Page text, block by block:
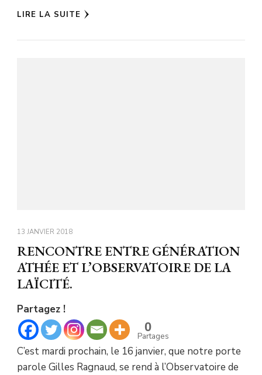
LIRE LA SUITE
13 JANVIER 2018
RENCONTRE ENTRE GÉNÉRATION
ATHÉE ET L’OBSERVATOIRE DE LA
LAÏCITÉ.
Partagez !
0
Partages
C’est mardi prochain, le 16 janvier, que notre porte
parole Gilles Ragnaud, se rend à l’Observatoire de